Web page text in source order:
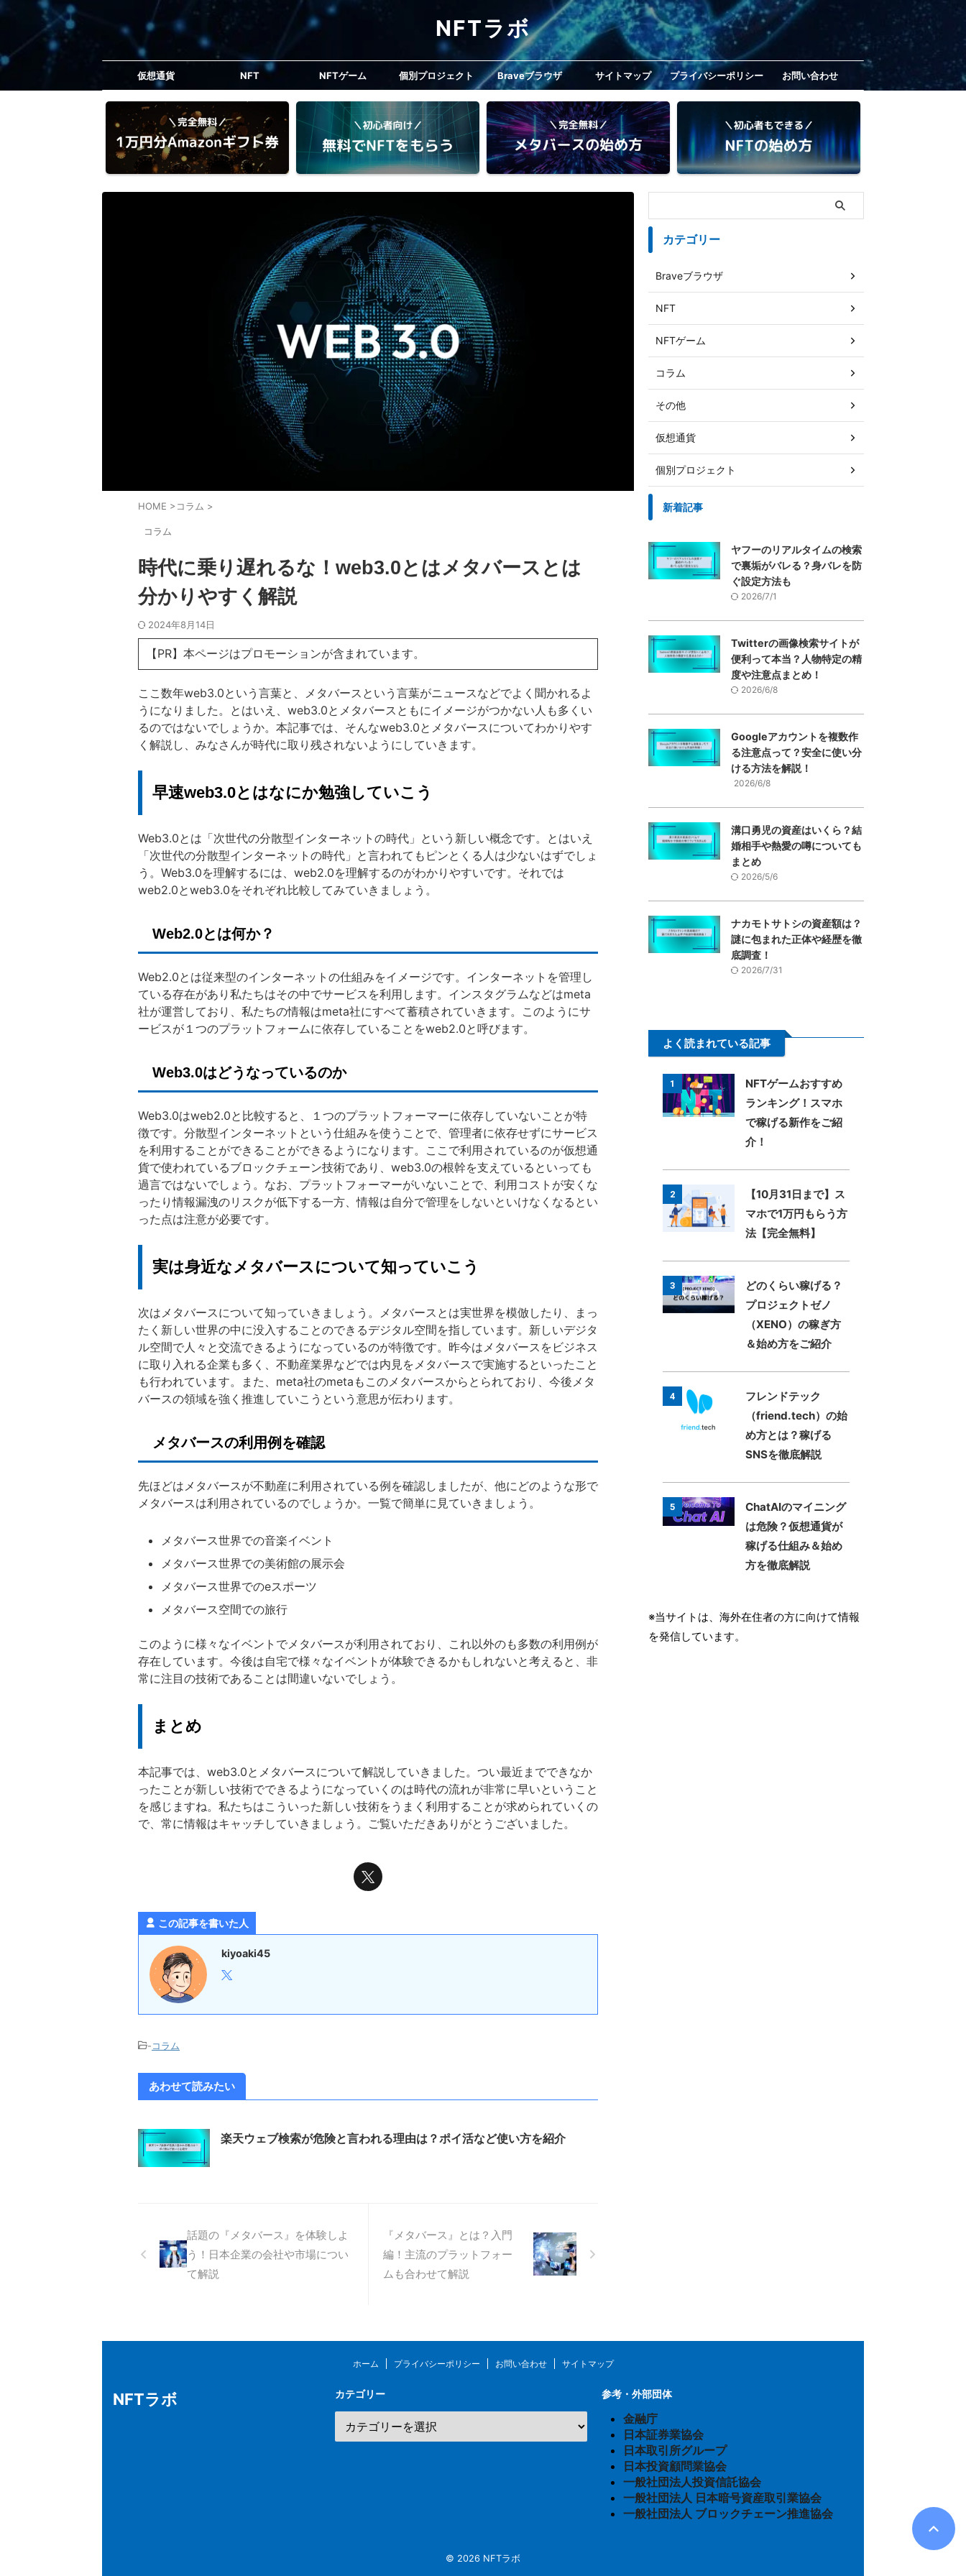
NFTラボ
仮想通貨 NFT NFTゲーム 個別プロジェクト Braveブラウザ サイトマップ プライバシーポリシー お問い合わせ
HOME >コラム >
コラム
時代に乗り遅れるな！web3.0とはメタバースとは
分かりやすく解説
2024年8月14日
【PR】本ページはプロモーションが含まれています。
ここ数年web3.0という言葉と、メタバースという言葉がニュースなどでよく聞かれるよ
うになりました。とはいえ、web3.0とメタバースともにイメージがつかない人も多くい
るのではないでしょうか。本記事では、そんなweb3.0とメタバースについてわかりやす
く解説し、みなさんが時代に取り残されないようにしていきます。
早速web3.0とはなにか勉強していこう
Web3.0とは「次世代の分散型インターネットの時代」という新しい概念です。とはいえ
「次世代の分散型インターネットの時代」と言われてもピンとくる人は少ないはずでしょ
う。Web3.0を理解するには、web2.0を理解するのがわかりやすいです。それでは
web2.0とweb3.0をそれぞれ比較してみていきましょう。
Web2.0とは何か？
Web2.0とは従来型のインターネットの仕組みをイメージです。インターネットを管理し
ている存在があり私たちはその中でサービスを利用します。インスタグラムなどはmeta
社が運営しており、私たちの情報はmeta社にすべて蓄積されていきます。このようにサ
ービスが１つのプラットフォームに依存していることをweb2.0と呼びます。
Web3.0はどうなっているのか
Web3.0はweb2.0と比較すると、１つのプラットフォーマーに依存していないことが特
徴です。分散型インターネットという仕組みを使うことで、管理者に依存せずにサービス
を利用することができることができるようになります。ここで利用されているのが仮想通
貨で使われているブロックチェーン技術であり、web3.0の根幹を支えているといっても
過言ではないでしょう。なお、プラットフォーマーがいないことで、利用コストが安くな
ったり情報漏洩のリスクが低下する一方、情報は自分で管理をしないといけなくなるとい
った点は注意が必要です。
実は身近なメタバースについて知っていこう
次はメタバースについて知っていきましょう。メタバースとは実世界を模倣したり、まっ
たく新しい世界の中に没入することのできるデジタル空間を指しています。新しいデジタ
ル空間で人々と交流できるようになっているのが特徴です。昨今はメタバースをビジネス
に取り入れる企業も多く、不動産業界などでは内見をメタバースで実施するといったこと
も行われています。また、meta社のmetaもこのメタバースからとられており、今後メタ
バースの領域を強く推進していこうという意思が伝わります。
メタバースの利用例を確認
先ほどはメタバースが不動産に利用されている例を確認しましたが、他にどのような形で
メタバースは利用されているのでしょうか。一覧で簡単に見ていきましょう。
メタバース世界での音楽イベント
メタバース世界での美術館の展示会
メタバース世界でのeスポーツ
メタバース空間での旅行
このように様々なイベントでメタバースが利用されており、これ以外のも多数の利用例が
存在しています。今後は自宅で様々なイベントが体験できるかもしれないと考えると、非
常に注目の技術であることは間違いないでしょう。
まとめ
本記事では、web3.0とメタバースについて解説していきました。つい最近までできなか
ったことが新しい技術でできるようになっていくのは時代の流れが非常に早いということ
を感じますね。私たちはこういった新しい技術をうまく利用することが求められていくの
で、常に情報はキャッチしていきましょう。ご覧いただきありがとうございました。
この記事を書いた人
kiyoaki45
-コラム
あわせて読みたい
楽天ウェブ検索が危険と言われる理由は？ポイ活など使い方を紹介
話題の『メタバース』を体験しよ
う！日本企業の会社や市場につい
て解説
『メタバース』とは？入門
編！主流のプラットフォー
ムも合わせて解説
カテゴリー
Braveブラウザ
NFT
NFTゲーム
コラム
その他
仮想通貨
個別プロジェクト
新着記事
ヤフーのリアルタイムの検索
で裏垢がバレる？身バレを防
ぐ設定方法も
2026/7/1
Twitterの画像検索サイトが
便利って本当？人物特定の精
度や注意点まとめ！
2026/6/8
Googleアカウントを複数作
る注意点って？安全に使い分
ける方法を解説！
2026/6/8
溝口勇児の資産はいくら？結
婚相手や熱愛の噂についても
まとめ
2026/5/6
ナカモトサトシの資産額は？
謎に包まれた正体や経歴を徹
底調査！
2026/7/31
よく読まれている記事
1
NFTゲームおすすめ
ランキング！スマホ
で稼げる新作をご紹
介！
2
【10月31日まで】ス
マホで1万円もらう方
法【完全無料】
3
どのくらい稼げる？
プロジェクトゼノ
（XENO）の稼ぎ方
＆始め方をご紹介
4
フレンドテック
（friend.tech）の始
め方とは？稼げる
SNSを徹底解説
5
ChatAIのマイニング
は危険？仮想通貨が
稼げる仕組み＆始め
方を徹底解説
※当サイトは、海外在住者の方に向けて情報
を発信しています。
ホーム プライバシーポリシー お問い合わせ サイトマップ
カテゴリー 参考・外部団体
金融庁
日本証券業協会
日本取引所グループ
日本投資顧問業協会
一般社団法人投資信託協会
一般社団法人 日本暗号資産取引業協会
一般社団法人 ブロックチェーン推進協会
NFTラボ
© 2026 NFTラボ